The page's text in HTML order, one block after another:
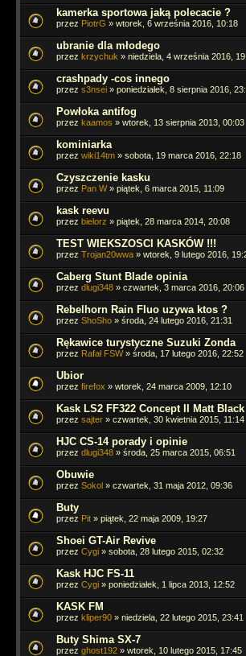
kamerka sportowa jaką polecacie ?
przez PiotrG » wtorek, 6 września 2016, 10:18
ubranie dla młodego
przez krzychuk » niedziela, 4 września 2016,
crashpady -cos innego
przez s3nsei » poniedziałek, 8 sierpnia 2016,
Powłoka antifog
przez kaamos » wtorek, 13 sierpnia 2013, 00:03
kominiarka
przez wiki14tm » sobota, 19 marca 2016, 22:18
Czyszczenie kasku
przez Pan W» piątek, 6 marca 2015, 11:09
kask reevu
przez bielorz » piątek, 28 marca 2014, 20:08
TEST WIEKSZOSCI KASKÓW !!!
przez Trojan20wwa » wtorek, 9 lutego 2016,
Caberg Stunt Blade opinia
przez dlugi348 » czwartek, 3 marca 2016, 20:06
Rebelhorn Rain Fluo uzywa ktos ?
przez ShoSho » środa, 24 lutego 2016, 21:31
Rękawice turystyczne Suzuki Zonda
przez Rafał FSW» środa, 17 lutego 2016, 22:52
Ubior
przez firefox » wtorek, 24 marca 2009, 12:10
Kask LS2 FF322 Concept II Matt Black
przez sajter » czwartek, 30 kwietnia 2015, 11:14
HJC CS-14 porady i opinie
przez dlugi348 » środa, 25 marca 2015, 06:51
Obuwie
przez Sokol » czwartek, 31 maja 2012, 09:36
Buty
przez Pit » piątek, 22 maja 2009, 19:27
Shoei GT-Air Revive
przez Cygi » sobota, 28 lutego 2015, 02:32
Kask HJC FS-11
przez Cygi » poniedziałek, 1 lipca 2013, 12:52
KASK FM
przez kliper90 » niedziela, 22 lutego 2015, 23:41
Buty Shima SX-7
przez ghost192 » wtorek, 10 lutego 2015, 17:45